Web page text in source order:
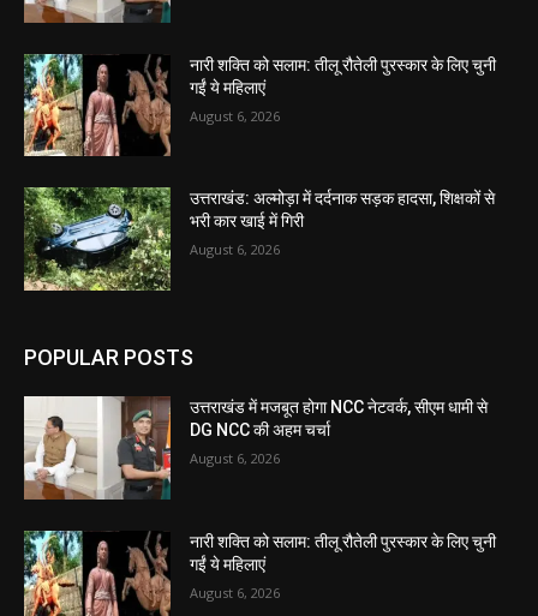
नारी शक्ति को सलाम: तीलू रौतेली पुरस्कार के लिए चुनी
गईं ये महिलाएं
August 6, 2026
उत्तराखंड: अल्मोड़ा में दर्दनाक सड़क हादसा, शिक्षकों से
भरी कार खाई में गिरी
August 6, 2026
POPULAR POSTS
उत्तराखंड में मजबूत होगा NCC नेटवर्क, सीएम धामी से
DG NCC की अहम चर्चा
August 6, 2026
नारी शक्ति को सलाम: तीलू रौतेली पुरस्कार के लिए चुनी
गईं ये महिलाएं
August 6, 2026